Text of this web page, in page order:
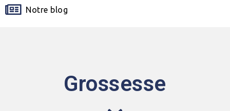
Notre blog
Grossesse